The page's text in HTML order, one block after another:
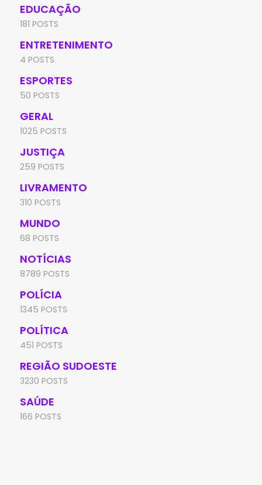
EDUCAÇÃO
181 POSTS
ENTRETENIMENTO
4 POSTS
ESPORTES
50 POSTS
GERAL
1025 POSTS
JUSTIÇA
259 POSTS
LIVRAMENTO
310 POSTS
MUNDO
68 POSTS
NOTÍCIAS
8789 POSTS
POLÍCIA
1345 POSTS
POLÍTICA
451 POSTS
REGIÃO SUDOESTE
3230 POSTS
SAÚDE
166 POSTS